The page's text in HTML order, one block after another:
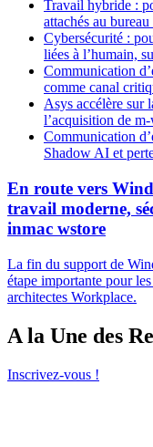
Travail hybride :
attachés au
Cybersécurité :
liées à l’humain,
Communication
comme canal
Asys accélère sur
l’acquisition de
Communication
Shadow AI et
En route vers
travail moderne,
inmac wstore
La fin du support de
étape importante pour
architectes Workplace.
A la Une des
Inscrivez-vous !